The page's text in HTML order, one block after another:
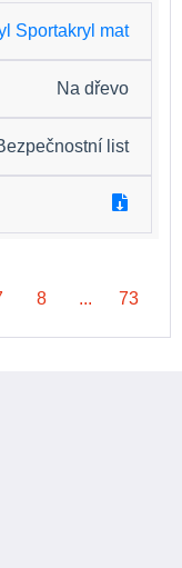
Sportakryl mat
Na dřevo
list
8 ... 73